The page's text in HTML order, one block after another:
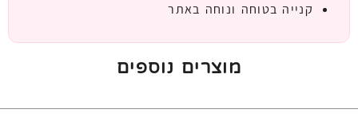
קנייה בטוחה ונוחה באתר
מוצרים נוספים